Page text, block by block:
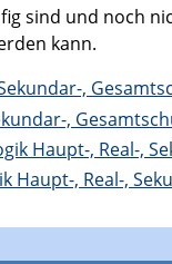
sind und noch
kann.
,
,
Haupt-, Real-,
, Real-,